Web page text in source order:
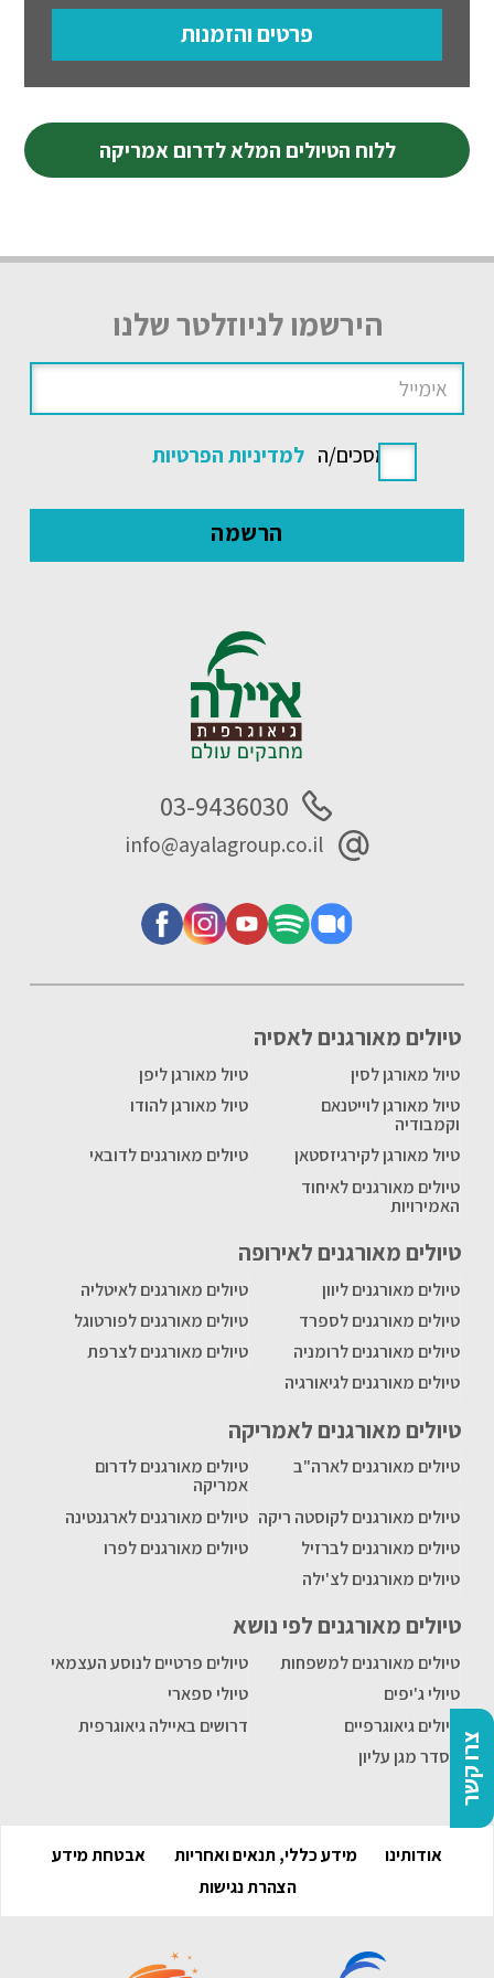
צרו קשר
פרטים והזמנות
ללוח הטיולים המלא לדרום אמריקה
הירשמו לניוזלטר שלנו
אני מסכים/ה למדיניות הפרטיות
טיולים מאורגנים לאסיה
טיול מאורגן לסין
טיול מאורגן ליפן
טיול מאורגן לוייטנאם
וקמבודיה
טיול מאורגן להודו
טיול מאורגן לקירגיזסטאן
טיולים מאורגנים לדובאי
טיולים מאורגנים לאיחוד
האמירויות
טיולים מאורגנים לאירופה
טיולים מאורגנים ליוון
טיולים מאורגנים לאיטליה
טיולים מאורגנים לספרד
טיולים מאורגנים לפורטוגל
טיולים מאורגנים לרומניה
טיולים מאורגנים לצרפת
טיולים מאורגנים לגיאורגיה
טיולים מאורגנים לאמריקה
טיולים מאורגנים לארה"ב
טיולים מאורגנים לדרום
אמריקה
טיולים מאורגנים לקוסטה ריקה טיולים מאורגנים לארגנטינה
טיולים מאורגנים לברזיל
טיולים מאורגנים לפרו
טיולים מאורגנים לצ'ילה
טיולים מאורגנים לפי נושא
טיולים מאורגנים למשפחות
טיולים פרטיים לנוסע העצמאי
טיולי ג'יפים
טיולי ספארי
טיולים גיאוגרפיים
דרושים באיילה גיאוגרפית
הסדר מגן עליון
03-9436030
info@ayalagroup.co.il
אודותינו מידע כללי, תנאים ואחריות
אבטחת מידע
הצהרת נגישות